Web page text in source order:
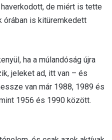
de miért is tette
órában is kitüremkedett
ha a múlandóság újra
jeleket ad, itt van – és
van már 1988, 1989 és
1956 és 1990 között.